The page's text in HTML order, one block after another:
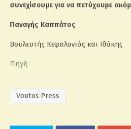
συνεχίσουμε για να πετύχουμε
Παναγής Καππάτος
Βουλευτής Κεφαλονιάς και Ιθάκης
Πηγή
Voutos Press